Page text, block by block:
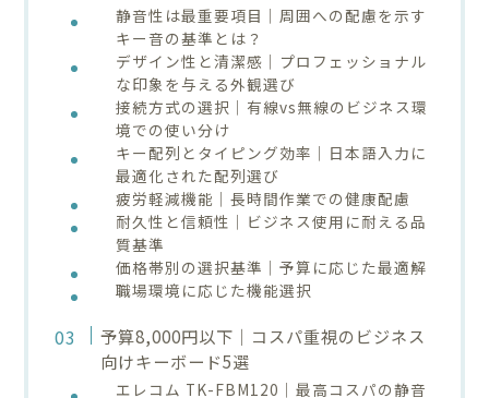
静音性は最重要項目｜周囲への配慮を示す
キー音の基準とは？
デザイン性と清潔感｜プロフェッショナル
な印象を与える外観選び
接続方式の選択｜有線vs無線のビジネス環
境での使い分け
キー配列とタイピング効率｜日本語入力に
最適化された配列選び
疲労軽減機能｜長時間作業での健康配慮
耐久性と信頼性｜ビジネス使用に耐える品
質基準
価格帯別の選択基準｜予算に応じた最適解
職場環境に応じた機能選択
予算8,000円以下｜コスパ重視のビジネス
向けキーボード5選
エレコム TK-FBM120｜最高コスパの静音